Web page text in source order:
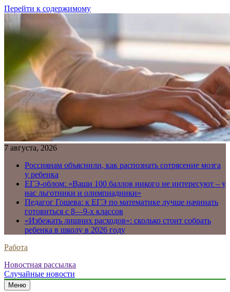
Перейти к содержимому
7 августа, 2026
Россиянам объяснили, как распознать сотрясение мозга
у ребенка
ЕГЭ-облом: «Ваши 100 баллов никого не интересуют – у
нас льготники и олимпиадники»
Педагог Гошева: к ЕГЭ по математике лучше начинать
готовиться с 8—9-х классов
«Избежать лишних расходов»: сколько стоит собрать
ребенка в школу в 2026 году
Работа
Новостная рассылка
Случайные новости
Меню